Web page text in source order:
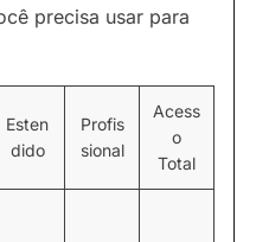
precisa usar para
Esten
dido
Profis
sional
Acess
o
Total